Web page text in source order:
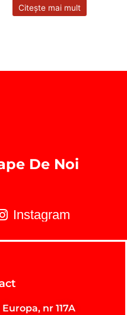
Citește mai mult
De Noi
Instagram
nr 117A